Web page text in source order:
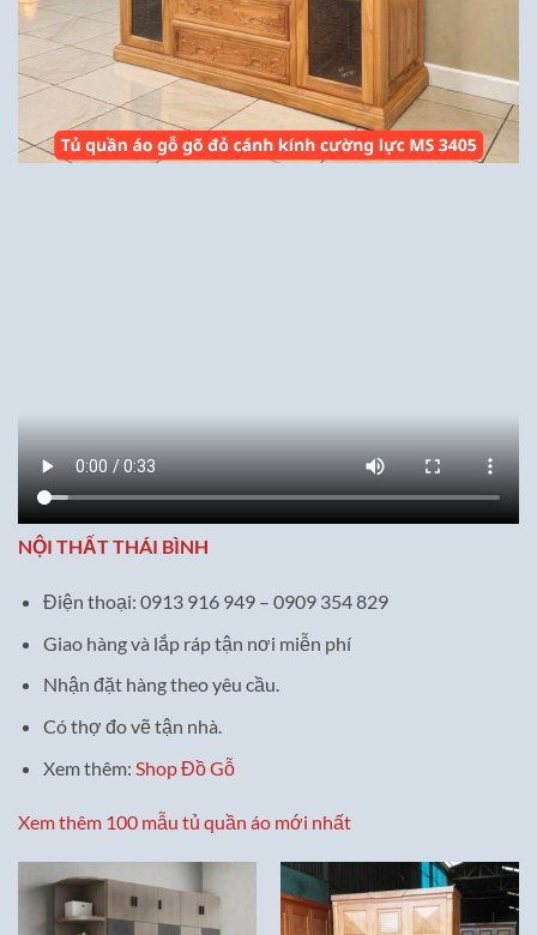
NỘI THẤT THÁI BÌNH
Điện thoại: 0913 916 949 – 0909 354 829
Giao hàng và lắp ráp tận nơi miễn phí
Nhận đặt hàng theo yêu cầu.
Có thợ đo vẽ tận nhà.
Xem thêm: Shop Đồ Gỗ
Xem thêm 100 mẫu tủ quần áo mới nhất